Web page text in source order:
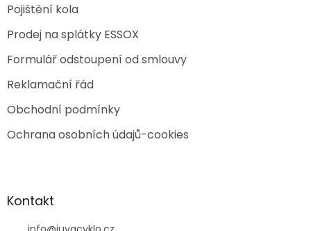
Pojištění kola
Prodej na splátky ESSOX
Formulář odstoupení od smlouvy
Reklamační řád
Obchodní podmínky
Ochrana osobních údajů-cookies
Kontakt